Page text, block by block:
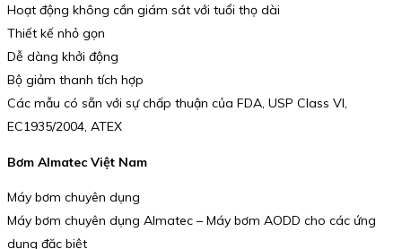
Hoạt động không cần giám sát với tuổi thọ dài
Thiết kế nhỏ gọn
Dễ dàng khởi động
Bộ giảm thanh tích hợp
Các mẫu có sẵn với sự chấp thuận của FDA, USP Class VI,
EC1935/2004, ATEX
Bơm Almatec Việt Nam
Máy bơm chuyên dụng
Máy bơm chuyên dụng Almatec – Máy bơm AODD cho các ứng
dụng đặc biệt